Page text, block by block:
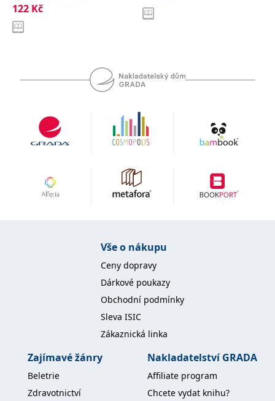
122 Kč
Vše o nákupu
Ceny dopravy
Dárkové poukazy
Obchodní podmínky
Sleva ISIC
Zákaznická linka
Zajímavé žánry
Beletrie
Zdravotnictví
Nakladatelství GRADA
Affiliate program
Chcete vydat knihu?